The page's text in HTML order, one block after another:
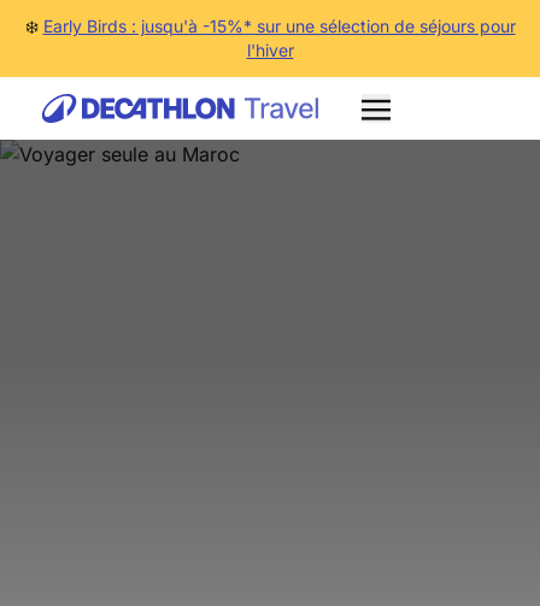
❄️ Early Birds : jusqu'à -15%* sur une sélection de séjours pour
l'hiver